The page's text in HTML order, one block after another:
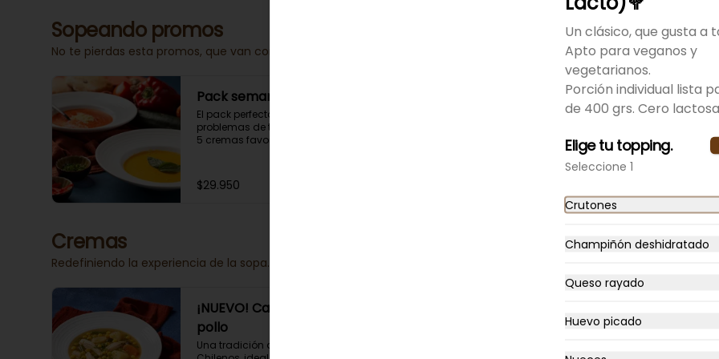
Sopeando promos
No te pierdas esta promos, que van con tiempo limitado.
Pack semanal
El pack perfecto para solucionar
problemas de tiempo, elige tus
5 cremas favoritas.
hasta obtener la temperatura
deseada.
$29.950
Lentejas enteras y Bao
de Vainilla
Un clásico de nuestra cocina,
imperdible sabrosas lentejas
enteritas con carne y arroz mas
Vainilla.
Mas topping a elección y mini
Porción individual lista para
servir de 400 grs.
Cremas
Redefiniendo la experiencia de la sopa.
¡NUEVO! Cazuela de
pollo
Una tradición de los hogares
Una tradición de los hogares
Un clásico, que gusta a
Apto para veganos y
vegetarianos.
Porción individual lista
de 400 grs. Cero
Elige tu topping.
Seleccione 1
Crutones
Champiñón deshidratado
Queso rayado
Huevo picado